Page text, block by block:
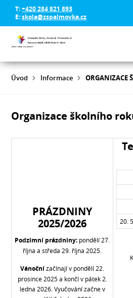
T:+420 284 821 893
E:skola@zspalmovka.cz
Úvod Informace ORGANIZACE
Organizace školního
PRÁZDNINY
2025/2026
Podzimní prázdniny: pondělí 27.
října a středa 29. října 2025.
Vánočnízačínají v pondělí 22.
prosince 2025 a končí v pátek 2.
ledna 2026. Vyučování začne v
20.